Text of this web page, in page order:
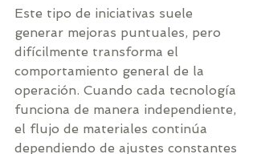
Este tipo de iniciativas suele
generar mejoras puntuales, pero
difícilmente transforma el
comportamiento general de la
operación. Cuando cada tecnología
funciona de manera independiente,
el flujo de materiales continúa
dependiendo de ajustes constantes